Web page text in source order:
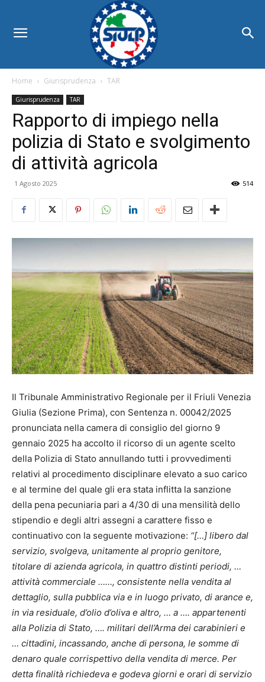
Home Giurisprudenza TAR
Giurisprudenza TAR
Rapporto di impiego nella
polizia di Stato e svolgimento
di attività agricola
1 Agosto 2025 514
Il Tribunale Amministrativo Regionale per il Friuli Venezia
Giulia (Sezione Prima), con Sentenza n. 00042/2025
pronunciata nella camera di consiglio del giorno 9
gennaio 2025 ha accolto il ricorso di un agente scelto
della Polizia di Stato annullando tutti i provvedimenti
relativi al procedimento disciplinare elevato a suo carico
e al termine del quale gli era stata inflitta la sanzione
della pena pecuniaria pari a 4/30 di una mensilità dello
stipendio e degli altri assegni a carattere fisso e
continuativo con la seguente motivazione: “[…] libero dal
servizio, svolgeva, unitamente al proprio genitore,
titolare di azienda agricola, in quattro distinti periodi, …
attività commerciale ……, consistente nella vendita al
dettaglio, sulla pubblica via e in luogo privato, di arance e,
in via residuale, d’olio d’oliva e altro, … a …. appartenenti
alla Polizia di Stato, …. militari dell’Arma dei carabinieri e
… cittadini, incassando, anche di persona, le somme di
denaro quale corrispettivo della vendita di merce. Per
detta finalità richiedeva e godeva giorni e orari di servizio